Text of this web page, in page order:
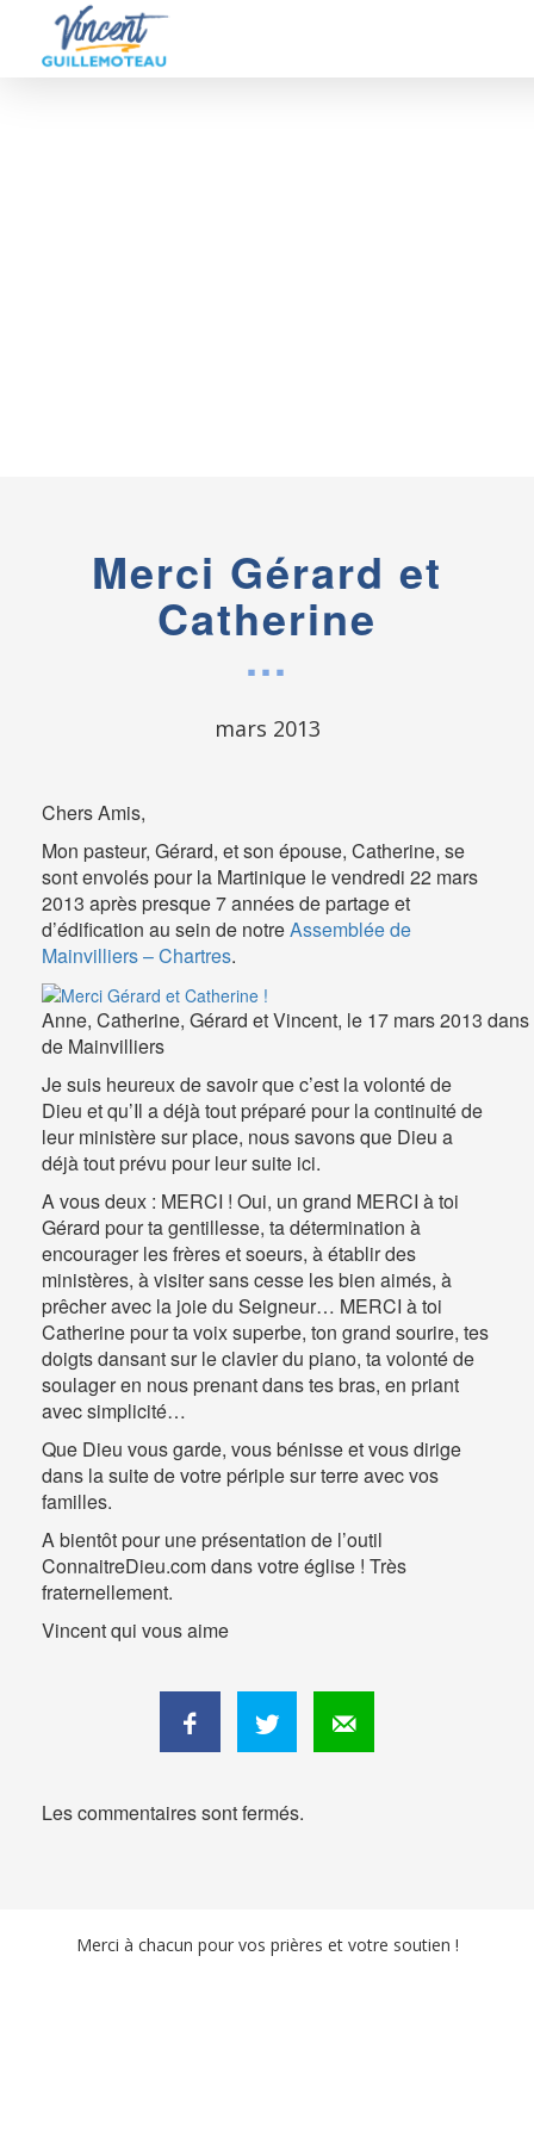
Merci Gérard et
Catherine
mars 2013
Chers Amis,
Mon pasteur, Gérard, et son épouse, Catherine, se
sont envolés pour la Martinique le vendredi 22 mars
2013 après presque 7 années de partage et
d’édification au sein de notreAssemblée de
Mainvilliers – Chartres.
Anne, Catherine, Gérard et Vincent, le 17 mars 2013
de Mainvilliers
Je suis heureux de savoir que c’est la volonté de
Dieu et qu’Il a déjà tout préparé pour la continuité de
leur ministère sur place, nous savons que Dieu a
déjà tout prévu pour leur suite ici.
A vous deux : MERCI ! Oui, un grand MERCI à toi
Gérard pour ta gentillesse, ta détermination à
encourager les frères et soeurs, à établir des
ministères, à visiter sans cesse les bien aimés, à
prêcher avec la joie du Seigneur… MERCI à toi
Catherine pour ta voix superbe, ton grand sourire, tes
doigts dansant sur le clavier du piano, ta volonté de
soulager en nous prenant dans tes bras, en priant
avec simplicité…
Que Dieu vous garde, vous bénisse et vous dirige
dans la suite de votre périple sur terre avec vos
familles.
A bientôt pour une présentation de l’outil
ConnaitreDieu.com dans votre église ! Très
fraternellement.
Vincent qui vous aime
Les commentaires sont fermés.
Merci à chacun pour vos prières et votre soutien !